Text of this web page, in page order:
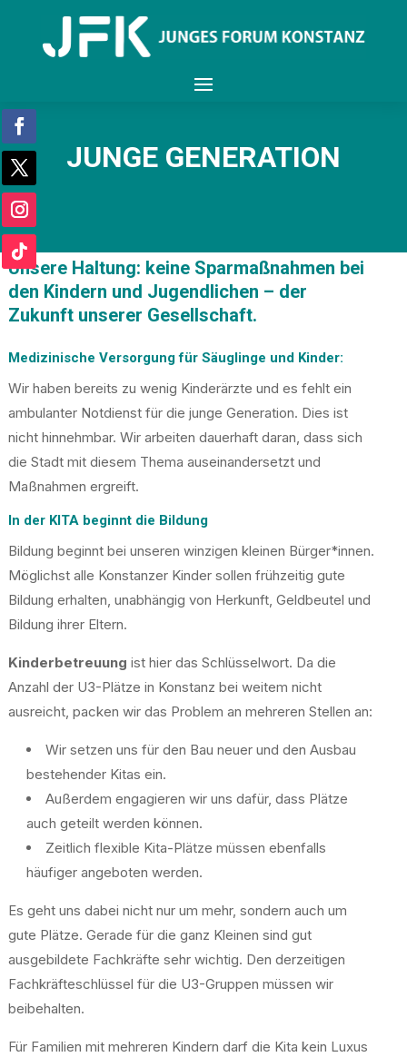
JUNGE GENERATION
Unsere Haltung: keine Sparmaßnahmen bei
den Kindern und Jugendlichen – der
Zukunft unserer Gesellschaft.
Medizinische Versorgung für Säuglinge und Kinder:
Wir haben bereits zu wenig Kinderärzte und es fehlt ein
ambulanter Notdienst für die junge Generation. Dies ist
nicht hinnehmbar. Wir arbeiten dauerhaft daran, dass sich
die Stadt mit diesem Thema auseinandersetzt und
Maßnahmen ergreift.
In der KITA beginnt die Bildung
Bildung beginnt bei unseren winzigen kleinen Bürger*innen.
Möglichst alle Konstanzer Kinder sollen frühzeitig gute
Bildung erhalten, unabhängig von Herkunft, Geldbeutel und
Bildung ihrer Eltern.
Kinderbetreuung ist hier das Schlüsselwort. Da die
Anzahl der U3-Plätze in Konstanz bei weitem nicht
ausreicht, packen wir das Problem an mehreren Stellen an:
Wir setzen uns für den Bau neuer und den Ausbau
bestehender Kitas ein.
Außerdem engagieren wir uns dafür, dass Plätze
auch geteilt werden können.
Zeitlich flexible Kita-Plätze müssen ebenfalls
häufiger angeboten werden.
Es geht uns dabei nicht nur um mehr, sondern auch um
gute Plätze. Gerade für die ganz Kleinen sind gut
ausgebildete Fachkräfte sehr wichtig. Den derzeitigen
Fachkräfteschlüssel für die U3-Gruppen müssen wir
beibehalten.
Für Familien mit mehreren Kindern darf die Kita kein Luxus